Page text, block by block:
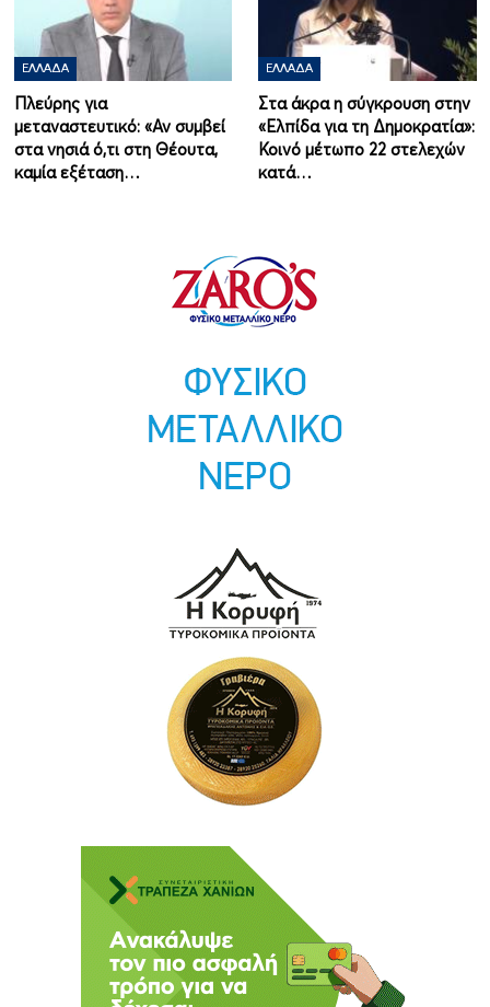
ΕΛΛΆΔΑ
Πλεύρης για
μεταναστευτικό: «Αν συμβεί
στα νησιά ό,τι στη Θέουτα,
καμία εξέταση…
ΕΛΛΆΔΑ
Στα άκρα η σύγκρουση στην
«Ελπίδα για τη Δημοκρατία»:
Κοινό μέτωπο 22 στελεχών
κατά…